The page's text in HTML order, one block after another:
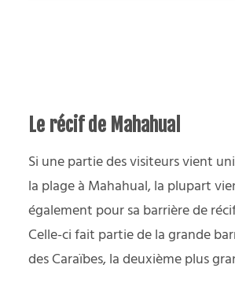
Le récif de Mahahual
Si une partie des visiteurs vient
la plage à Mahahual, la plupart
également pour sa barrière de
Celle-ci fait partie de la grande
des Caraïbes, la deuxième plus